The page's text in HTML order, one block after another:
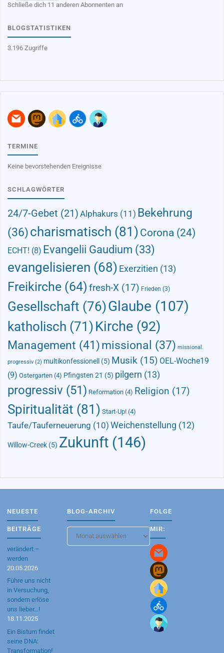
Schließe dich 11 anderen Abonnenten an
BLOGSTATISTIKEN
3.196 Zugriffe
TERMINE
Keine bevorstehenden Ereignisse
SCHLAGWÖRTER
24/7-Gebet (21) Alphakurs (11) Bekehrung
(36)charismatisch (81) Corona (24)
ECHT! (8) Evangelii Gaudium (33)
evangelisieren (68) Exerzitien (13)
Freikirche (64) fresh-X (17) Frieden (3)
Gesellschaft (76)Glaube (107)
katholisch (71) Kirche (92)
Management (41)missional (37) missional.
progressiv (2) multikonfessionell (5) Musik (15) OEL-Woche19
(9) Ostergarten (4) Pfingsten 21 (5) pilgern (13)
progressiv (51) Reformation (4) Religion (17)
Spiritualität (81) Start-Up! (4)
Taufe/Tauferneuerung (10) Weichenstellung (12)
Willow-Creek (5) Zukunft (146)
NEUESTE
BEITRÄGE
verändert –
werden
20.05.2026
Führe uns nicht
in Versuchung,
sondern erlöse
uns lieber…!
18.11.2025
Ein Bistum findet
seine DNA:
Transformation!
BLOG-ARCHIV
Archiv
FOLGE
MIR: